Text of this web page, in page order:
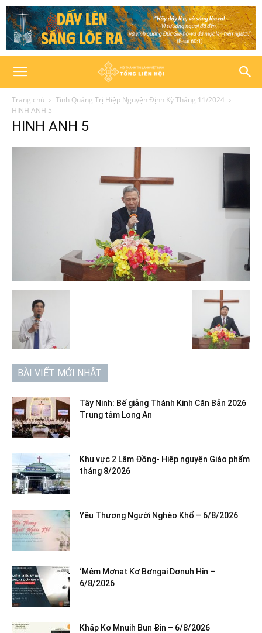
Trang chủ
Tỉnh Quảng Trị Hiệp Nguyện Định Kỳ Tháng 11/2024
HINH ANH 5
HINH ANH 5
BÀI VIẾT MỚI NHẤT
Tây Ninh: Bế giảng Thánh Kinh Căn Bản 2026
Trung tâm Long An
Khu vực 2 Lâm Đồng- Hiệp nguyện Giáo phẩm
tháng 8/2026
Yêu Thương Người Nghèo Khổ – 6/8/2026
‘Mêm Mơnat Kơ Bơngai Dơnuh Hin –
6/8/2026
Khăp Kơ Mnuih Bun Ƀin – 6/8/2026